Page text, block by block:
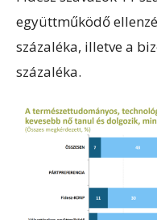
együttműködő
százaléka, illetve a
százaléka.